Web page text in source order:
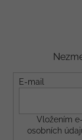
E-mail
Vložením
osobních